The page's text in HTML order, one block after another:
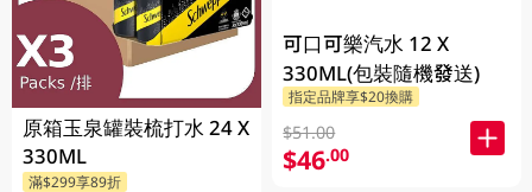
原箱玉泉罐裝梳打水 24 X
330ML
滿$299享89折
可口可樂汽水 12 X
330ML(包裝隨機發送)
指定品牌享$20換購
$51.00
$46.00